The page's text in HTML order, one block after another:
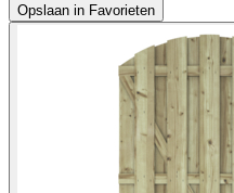
Opslaan in Favorieten